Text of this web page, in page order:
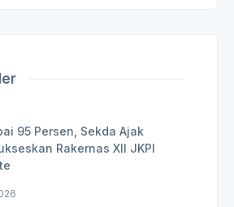
95 Persen, Sekda Ajak
Rakernas XII JKPI